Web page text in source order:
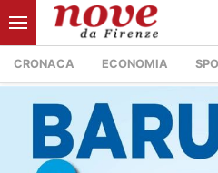
CRONACA ECONOMIA